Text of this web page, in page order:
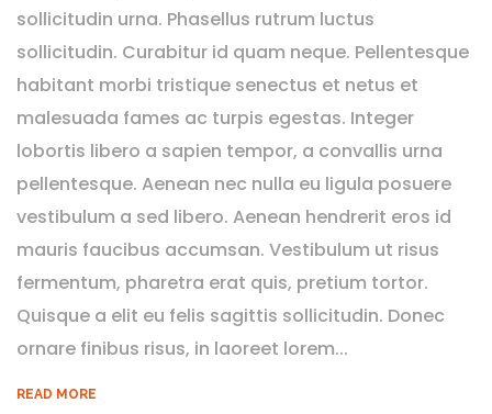
sollicitudin urna. Phasellus rutrum luctus
sollicitudin. Curabitur id quam neque. Pellentesque
habitant morbi tristique senectus et netus et
malesuada fames ac turpis egestas. Integer
lobortis libero a sapien tempor, a convallis urna
pellentesque. Aenean nec nulla eu ligula posuere
vestibulum a sed libero. Aenean hendrerit eros id
mauris faucibus accumsan. Vestibulum ut risus
fermentum, pharetra erat quis, pretium tortor.
Quisque a elit eu felis sagittis sollicitudin. Donec
ornare finibus risus, in laoreet lorem...
READ MORE